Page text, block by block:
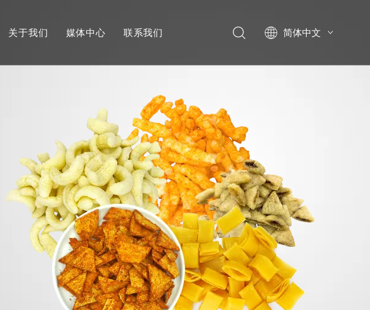
关于我们 媒体中心
视频宣传
联系我们
简体中文
العربية